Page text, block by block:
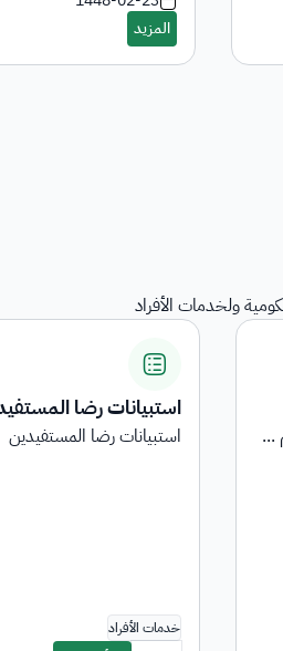
ولخدمات الأفراد
المنقولات
هي خدمة عرض المنقولات